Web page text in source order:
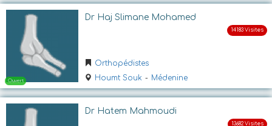
Dr Haj Slimane Mohamed
Orthopédistes
Houmt Souk - Médenine
Dr Hatem Mahmoudi